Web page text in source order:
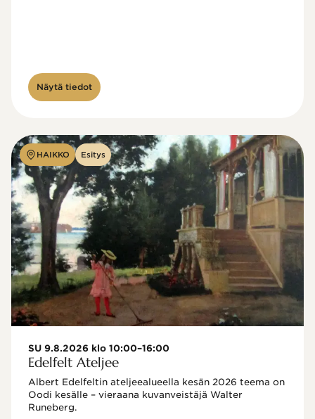
Näytä tiedot
HAIKKO Esitys
SU 9.8.2026 klo 10:00–16:00
Edelfelt Ateljee
Albert Edelfeltin ateljeealueella kesän 2026 teema on
Oodi kesälle – vieraana kuvanveistäjä Walter